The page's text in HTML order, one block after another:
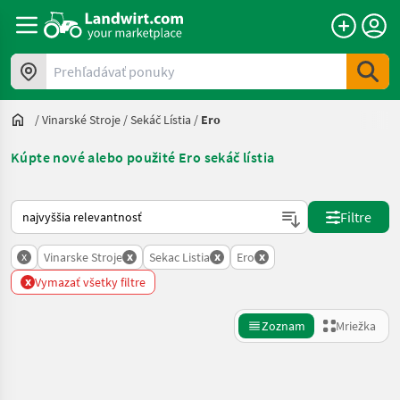
Prehľadávať ponuky
/Vinarské Stroje /Sekáč Lístia / Ero
Kúpte nové alebo použité Ero sekáč lístia
Takto sa vykonáva triedenie na Landwirt.com
Filtre
x Vinarske Stroje x Sekac Listia x Ero x
x Vymazať všetky filtre
Zoznam Mriežka